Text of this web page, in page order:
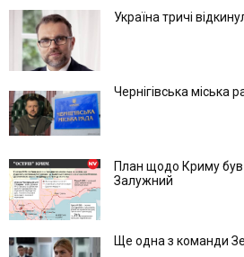
Україна тричі
Чернігівська міська
План щодо Криму
Залужний
Ще одна з команди Зе